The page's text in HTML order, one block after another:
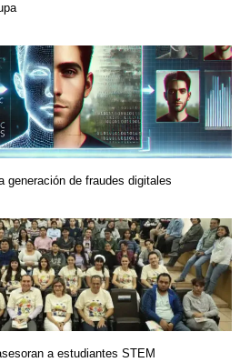
generación de fraudes digitales
a estudiantes STEM